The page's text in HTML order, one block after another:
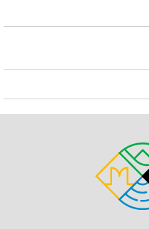
Orselina, Locarno-
Bellinzona, Monte
Bekannte Seen in der
di Orta. Wandergebiete:
Ascona, Valle Maggia,
Monte Tamaro - Monte
Babyausstattung auf
Entladen am Ferienhaus